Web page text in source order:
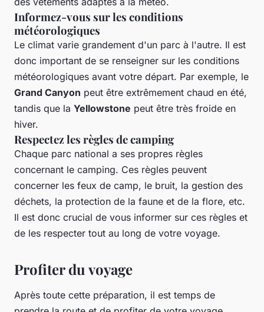
Informez-vous sur les conditions
météorologiques
Le climat varie grandement d'un parc à l'autre. Il est
donc important de se renseigner sur les conditions
météorologiques avant votre départ. Par exemple, le
Grand Canyon peut être extrêmement chaud en été,
tandis que la Yellowstone peut être très froide en
hiver.
Respectez les règles de camping
Chaque parc national a ses propres règles
concernant le camping. Ces règles peuvent
concerner les feux de camp, le bruit, la gestion des
déchets, la protection de la faune et de la flore, etc.
Il est donc crucial de vous informer sur ces règles et
de les respecter tout au long de votre voyage.
Profiter du voyage
Après toute cette préparation, il est temps de